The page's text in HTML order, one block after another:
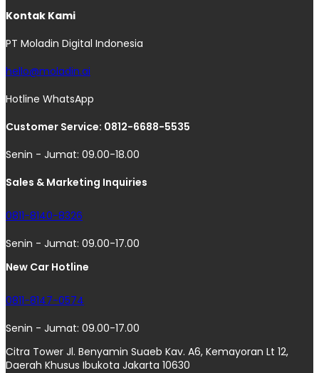
Kontak Kami
PT Moladin Digital Indonesia
hello@moladin.ai
Hotline WhatsApp
Customer Service: 0812-6688-5535
Senin - Jumat: 09.00-18.00
Sales & Marketing Inquiries
0811-8140-8326
Senin - Jumat: 09.00-17.00
New Car Hotline
0811-8147-0574
Senin - Jumat: 09.00-17.00
Citra Tower Jl. Benyamin Suaeb Kav. A6, Kemayoran Lt 12,
Daerah Khusus Ibukota Jakarta 10630